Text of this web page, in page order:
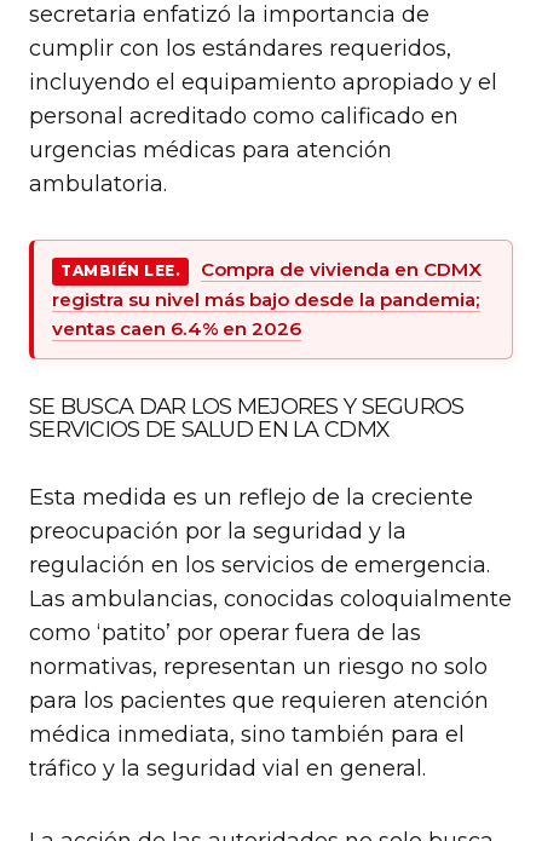
secretaria enfatizó la importancia de
cumplir con los estándares requeridos,
incluyendo el equipamiento apropiado y el
personal acreditado como calificado en
urgencias médicas para atención
ambulatoria.
TAMBIÉN LEE.
Compra de vivienda en CDMX
registra su nivel más bajo desde la pandemia;
ventas caen 6.4% en 2026
SE BUSCA DAR LOS MEJORES Y SEGUROS
SERVICIOS DE SALUD EN LA CDMX
Esta medida es un reflejo de la creciente
preocupación por la seguridad y la
regulación en los servicios de emergencia.
Las ambulancias, conocidas coloquialmente
como ‘patito’ por operar fuera de las
normativas, representan un riesgo no solo
para los pacientes que requieren atención
médica inmediata, sino también para el
tráfico y la seguridad vial en general.